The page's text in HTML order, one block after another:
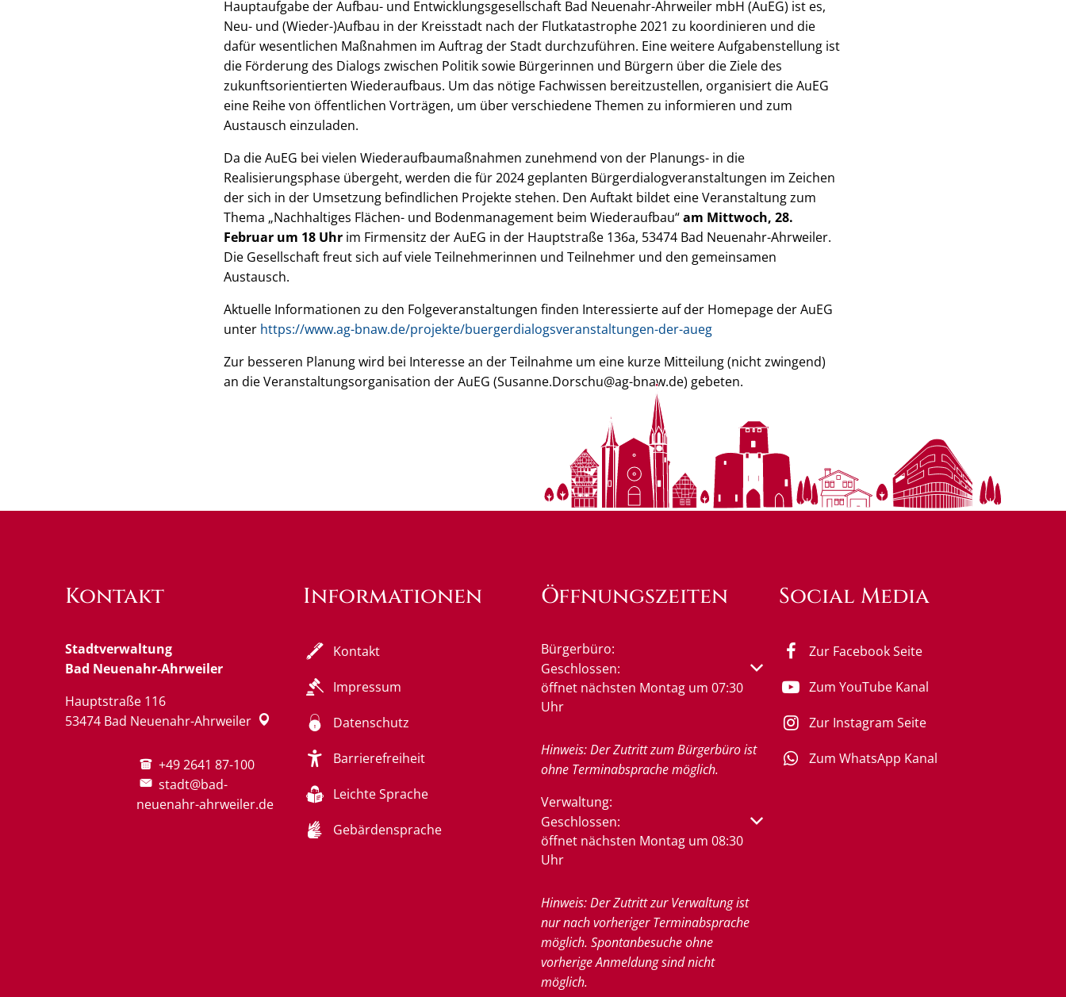
Hauptaufgabe der Aufbau- und Entwicklungsgesellschaft Bad Neuenahr-Ahrweiler mbH (AuEG) ist es,
Neu- und (Wieder-)Aufbau in der Kreisstadt nach der Flutkatastrophe 2021 zu koordinieren und die
dafür wesentlichen Maßnahmen im Auftrag der Stadt durchzuführen. Eine weitere Aufgabenstellung ist
die Förderung des Dialogs zwischen Politik sowie Bürgerinnen und Bürgern über die Ziele des
zukunftsorientierten Wiederaufbaus. Um das nötige Fachwissen bereitzustellen, organisiert die AuEG
eine Reihe von öffentlichen Vorträgen, um über verschiedene Themen zu informieren und zum
Austausch einzuladen.
Da die AuEG bei vielen Wiederaufbaumaßnahmen zunehmend von der Planungs- in die
Realisierungsphase übergeht, werden die für 2024 geplanten Bürgerdialogveranstaltungen im Zeichen
der sich in der Umsetzung befindlichen Projekte stehen. Den Auftakt bildet eine Veranstaltung zum
Thema „Nachhaltiges Flächen- und Bodenmanagement beim Wiederaufbau“am Mittwoch, 28.
Februar um 18 Uhr im Firmensitz der AuEG in der Hauptstraße 136a, 53474 Bad Neuenahr-Ahrweiler.
Die Gesellschaft freut sich auf viele Teilnehmerinnen und Teilnehmer und den gemeinsamen
Austausch.
Aktuelle Informationen zu den Folgeveranstaltungen finden Interessierte auf der Homepage der AuEG
unter https://www.ag-bnaw.de/projekte/buergerdialogsveranstaltungen-der-aueg
Zur besseren Planung wird bei Interesse an der Teilnahme um eine kurze Mitteilung (nicht zwingend)
an die Veranstaltungsorganisation der AuEG (Susanne.Dorschu@ag-bnaw.de) gebeten.
Kontakt
Stadtverwaltung
Bad Neuenahr-Ahrweiler
Hauptstraße 116
53474 Bad Neuenahr-Ahrweiler
+49 2641 87-100
stadt@bad-
neuenahr-ahrweiler.de
Informationen
Kontakt
Impressum
Datenschutz
Barrierefreiheit
Leichte Sprache
Gebärdensprache
Öffnungszeiten
Bürgerbüro:
Klicken, um weitere Öffnungs- oder Schließzeiten auszublenden
Geschlossen:
öffnet nächsten Montag um 07:30
Uhr
Hinweis: Der Zutritt zum Bürgerbüro ist
ohne Terminabsprache möglich.
Verwaltung:
Klicken, um weitere Öffnungs- oder Schließzeiten auszublenden
Geschlossen:
öffnet nächsten Montag um 08:30
Uhr
Hinweis: Der Zutritt zur Verwaltung ist
nur nach vorheriger Terminabsprache
möglich. Spontanbesuche ohne
vorherige Anmeldung sind nicht
möglich.
Social Media
Zur Facebook Seite
Zum YouTube Kanal
Zur Instagram Seite
Zum WhatsApp Kanal